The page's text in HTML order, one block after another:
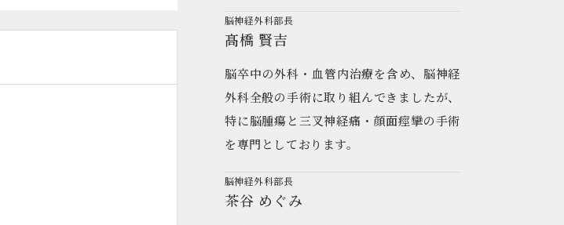
脳神経外科部長
髙橋 賢吉
脳卒中の外科・血管内治療を含め、脳神経
外科全般の手術に取り組んできましたが、
特に脳腫瘍と三叉神経痛・顔面痙攣の手術
を専門としております。
脳神経外科部長
茶谷 めぐみ